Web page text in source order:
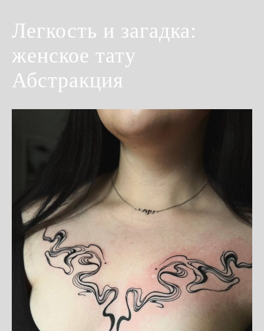
Легкость и загадка:
женское тату
Абстракция